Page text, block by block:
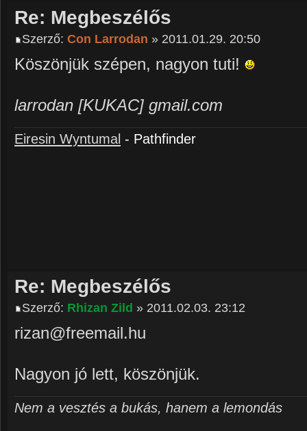
Re: Megbeszélős
Szerző: Con Larrodan » 2011.01.29. 20:50
Köszönjük szépen, nagyon tuti!
larrodan [KUKAC] gmail.com
Eiresin Wyntumal - Pathfinder
Re: Megbeszélős
Szerző: Rhizan Zild » 2011.02.03. 23:12
rizan@freemail.hu
Nagyon jó lett, köszönjük.
Nem a vesztés a bukás, hanem a lemondás